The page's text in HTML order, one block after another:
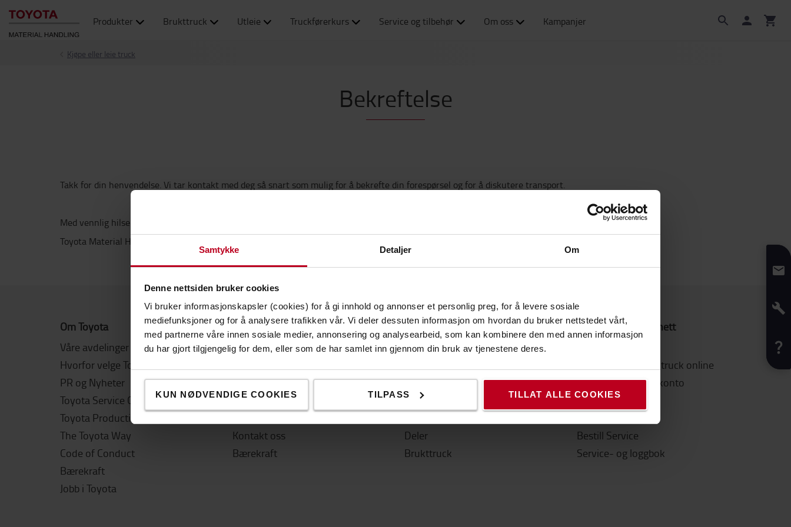
Samtykke Detaljer Om
Denne nettsiden bruker cookies
Vi bruker informasjonskapsler (cookies) for å gi innhold og annonser et personlig preg, for å levere sosiale
mediefunksjoner og for å analysere trafikken vår. Vi deler dessuten informasjon om hvordan du bruker nettstedet vårt,
med partnerne våre innen sosiale medier, annonsering og analysearbeid, som kan kombinere den med annen informasjon
du har gjort tilgjengelig for dem, eller som de har samlet inn gjennom din bruk av tjenestene deres.
KUN NØDVENDIGE COOKIES TILPASS TILLAT ALLE COOKIES
Produkter Brukttruck Utleie Truckførerkurs Service og tilbehør Om oss Kampanjer
Kjøpe eller leie truck
Bekreftelse
Takk for din henvendelse. Vi tar kontakt med deg så snart som mulig for å bekrefte din forespørsel og for å diskutere transport.
Med vennlig hilsen
Toyota Material Handling Norway AS
Om Toyota
Våre avdelinger
Hvorfor velge Toyota
PR og Nyheter
Toyota Service Concept
Toyota Production System
The Toyota Way
Code of Conduct
Bærekraft
Jobb i Toyota
Nyttige lenker
Guider
Våre truckførerkurs
Toyota lithium-ionbatterier
Kontakt oss
Bærekraft
Produktsider
Jekketralle
Stablere
Motvektstruck
Deler
Brukttruck
Hvordan kjøpe på nett
Hvordan kjøpe din truck online
Hvordan opprette konto
Frakt & Levering
Bestill Service
Service- og loggbok